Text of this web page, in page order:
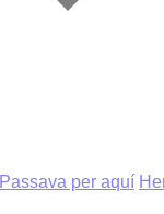
Passava per aquí